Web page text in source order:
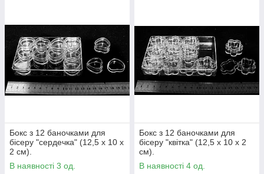
Бокс з 12 баночками для
бісеру "сердечка" (12,5 х 10 х
2 см).
В наявності 3 од.
Бокс з 12 баночками для
бісеру "квітка" (12,5 х 10 х 2
см).
В наявності 4 од.